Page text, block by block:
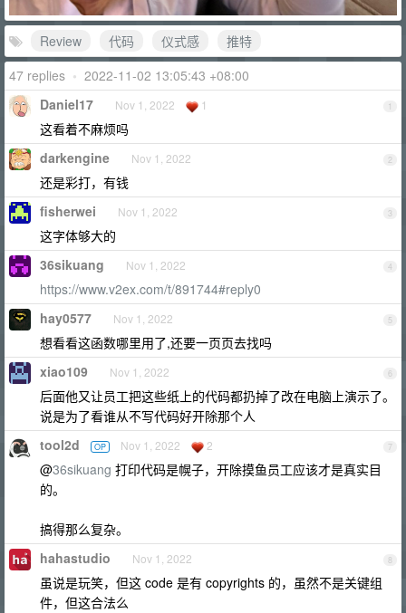
Review 代码 仪式感
推特
47 replies • 2022-11-02 13:05:43 +08:00
1
Daniel17 Nov 1, 2022 1
这看着不麻烦吗
2
darkengine Nov 1, 2022
还是彩打，有钱
3
fisherwei Nov 1, 2022
这字体够大的
4
36sikuang Nov 1, 2022
https://www.v2ex.com/t/891744#reply0
5
hay0577 Nov 1, 2022
想看看这函数哪里用了,还要一页页去找吗
6
xiao109 Nov 1, 2022
后面他又让员工把这些纸上的代码都扔掉了改在电脑上演示了。
说是为了看谁从不写代码好开除那个人
7
tool2d OP Nov 1, 2022 2
@36sikuang 打印代码是幌子，开除摸鱼员工应该才是真实目
的。
搞得那么复杂。
8
hahastudio Nov 1, 2022
虽说是玩笑，但这 code 是有 copyrights 的，虽然不是关键组
件，但这合法么